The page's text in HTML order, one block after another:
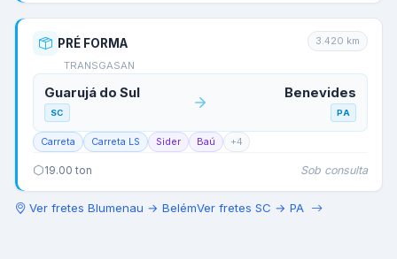
PRÉ FORMA
TRANSGASAN
3.420 km
Guarujá do Sul
SC
Benevides
PA
Carreta Carreta LS Sider Baú +4
19.00 ton Sob consulta
Ver fretes Blumenau → BelémVer fretes SC → PA